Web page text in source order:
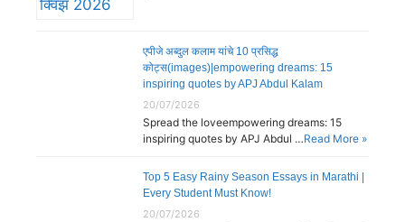
एपीजे अब्दुल कलाम यांचे 10 प्रसिद्ध
कोट्स(images)|empowering dreams: 15
inspiring quotes by APJ Abdul Kalam
20/07/2026
Spread the loveempowering dreams: 15
inspiring quotes by APJ Abdul …Read More »
Top 5 Easy Rainy Season Essays in Marathi |
Every Student Must Know!
20/07/2026